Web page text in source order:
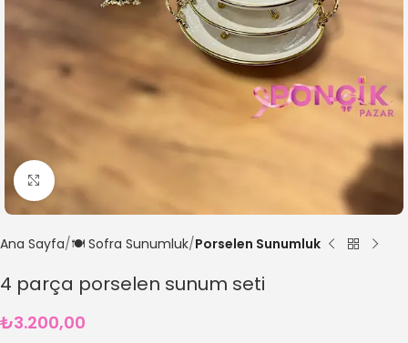
Büyütmek için tıklayın
Ana Sayfa 🍽️ Sofra Sunumluk Porselen Sunumluk
4 parça porselen sunum seti
₺3.200,00